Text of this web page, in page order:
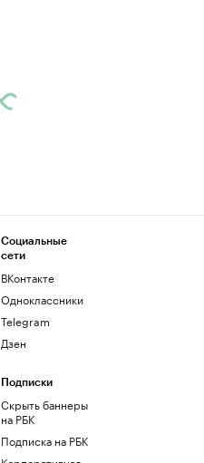
Социальные
сети
ВКонтакте
Одноклассники
Telegram
Дзен
Подписки
Скрыть баннеры
на РБК
Подписка на РБК